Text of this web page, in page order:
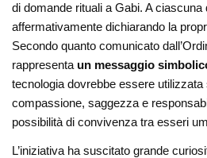
di domande rituali a Gabi. A
affermativamente dichiarando la
Secondo quanto comunicato
rappresenta un messaggio
tecnologia dovrebbe essere utilizzata
compassione, saggezza e
possibilità di convivenza tra esseri
L’iniziativa ha suscitato grande